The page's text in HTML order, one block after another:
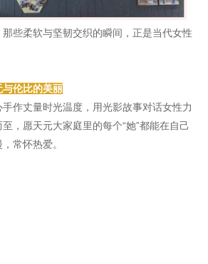
些柔软与坚韧交织的瞬间，正是当代女性
伦比的美丽
作丈量时光温度，用光影故事对话女性力
，愿天元大家庭里的每个“她”都能在自己
常怀热爱。